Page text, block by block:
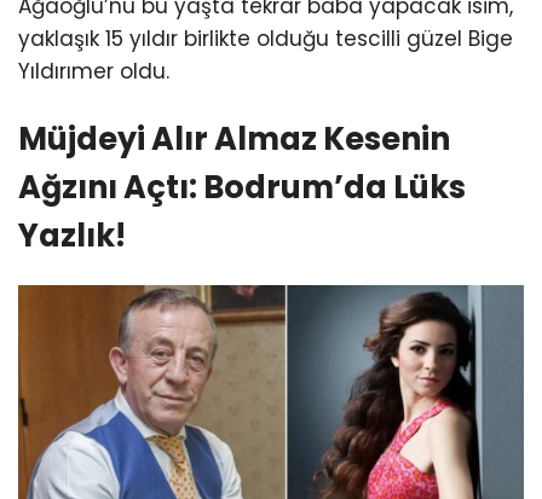
Ağaoğlu’nu bu yaşta tekrar baba yapacak isim,
yaklaşık 15 yıldır birlikte olduğu tescilli güzel Bige
Yıldırımer oldu.
Müjdeyi Alır Almaz Kesenin
Ağzını Açtı: Bodrum’da Lüks
Yazlık!